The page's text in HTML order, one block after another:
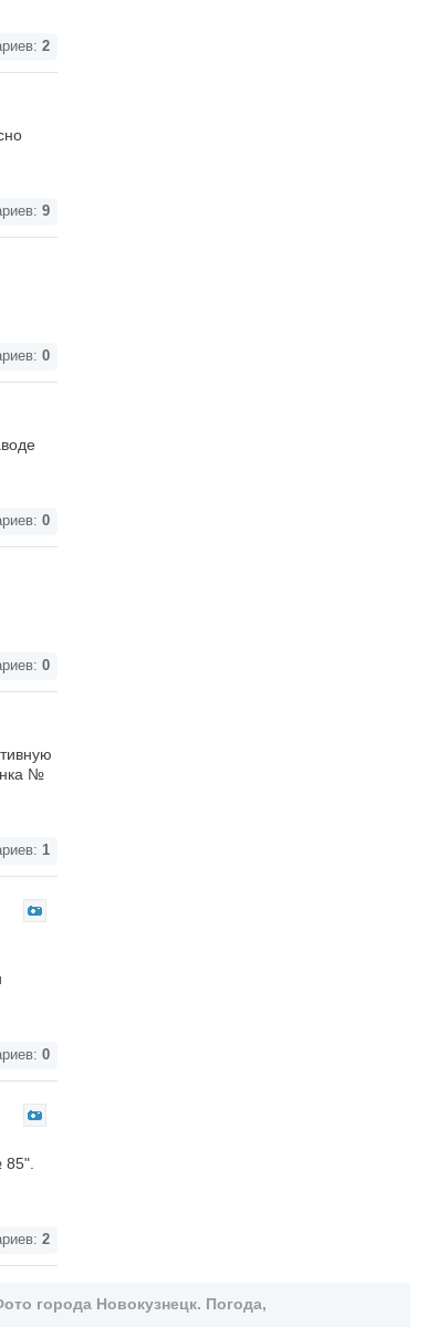
2
9
0
0
0
№
1
0
2
города Новокузнецк. Погода,